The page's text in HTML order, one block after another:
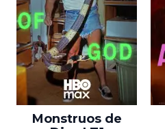
Monstruos de